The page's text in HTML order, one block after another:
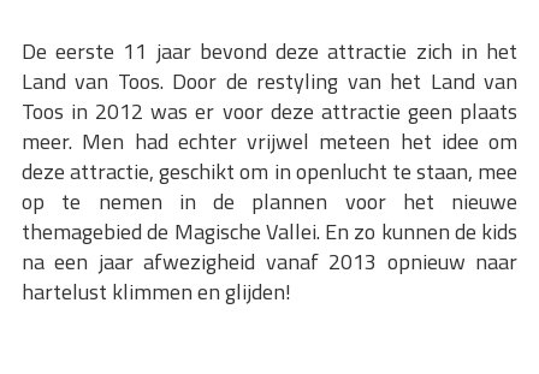
De eerste 11 jaar bevond deze attractie zich in het
Land van Toos. Door de restyling van het Land van
Toos in 2012 was er voor deze attractie geen plaats
meer. Men had echter vrijwel meteen het idee om
deze attractie, geschikt om in openlucht te staan, mee
op te nemen in de plannen voor het nieuwe
themagebied de Magische Vallei. En zo kunnen de kids
na een jaar afwezigheid vanaf 2013 opnieuw naar
hartelust klimmen en glijden!